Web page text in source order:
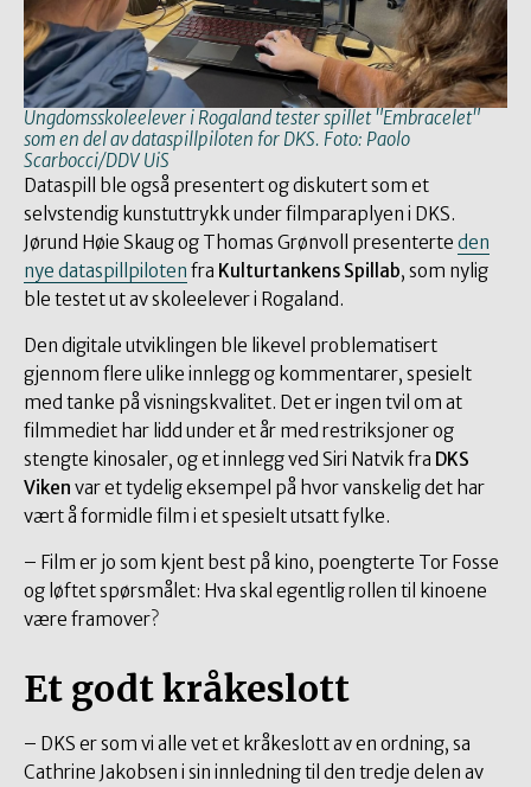
Ungdomsskoleelever i Rogaland tester spillet "Embracelet"
som en del av dataspillpiloten for DKS. Foto: Paolo
Scarbocci/DDV UiS
Dataspill ble også presentert og diskutert som et
selvstendig kunstuttrykk under filmparaplyen i DKS.
Jørund Høie Skaug og Thomas Grønvoll presenterte den
nye dataspillpiloten fra Kulturtankens Spillab, som nylig
ble testet ut av skoleelever i Rogaland.
Den digitale utviklingen ble likevel problematisert
gjennom flere ulike innlegg og kommentarer, spesielt
med tanke på visningskvalitet. Det er ingen tvil om at
filmmediet har lidd under et år med restriksjoner og
stengte kinosaler, og et innlegg ved Siri Natvik fra DKS
Viken var et tydelig eksempel på hvor vanskelig det har
vært å formidle film i et spesielt utsatt fylke.
– Film er jo som kjent best på kino, poengterte Tor Fosse
og løftet spørsmålet: Hva skal egentlig rollen til kinoene
være framover?
Et godt kråkeslott
– DKS er som vi alle vet et kråkeslott av en ordning, sa
Cathrine Jakobsen i sin innledning til den tredje delen av